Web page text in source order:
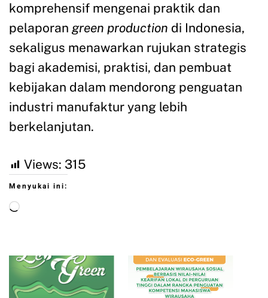
komprehensif mengenai praktik dan
pelaporan green production di Indonesia,
sekaligus menawarkan rujukan strategis
bagi akademisi, praktisi, dan pembuat
kebijakan dalam mendorong penguatan
industri manufaktur yang lebih
berkelanjutan.
Views: 315
Menyukai ini: